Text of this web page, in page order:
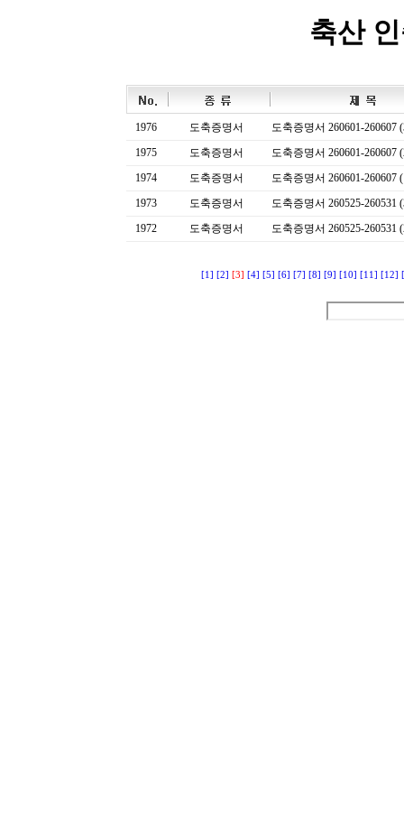
축산
1976 도축증명서
도축증명서 260601-260607
1975
도축증명서
도축증명서 260601-260607
1974
도축증명서
도축증명서 260601-260607
1973
도축증명서
도축증명서 260525-260531
1972
도축증명서 도축증명서 260525-260531
[1] [2] [3] [4] [5] [6] [7] [8] [9] [10] [11] [12]